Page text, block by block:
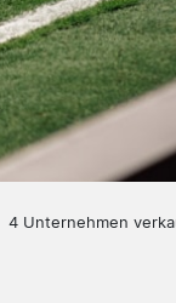
4 Unternehmen